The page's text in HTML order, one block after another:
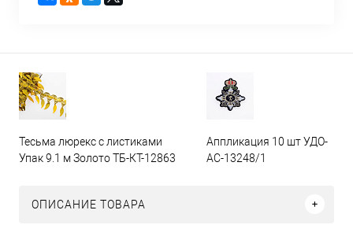
Тесьма люрекс с листиками
Упак 9.1 м Золото ТБ-КТ-12863
Аппликация 10 шт УДО-
АС-13248/1
ОПИСАНИЕ ТОВАРА